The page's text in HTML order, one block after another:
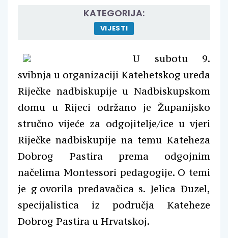
KATEGORIJA:
VIJESTI
U subotu 9.
svibnja u organizaciji Katehetskog ureda
Riječke nadbiskupije u Nadbiskupskom
domu u Rijeci održano je Županijsko
stručno vijeće za odgojitelje/ice u vjeri
Riječke nadbiskupije na temu Kateheza
Dobrog Pastira prema odgojnim
načelima Montessori pedagogije. O temi
je g ovorila predavačica s. Jelica Đuzel,
specijalistica iz područja Kateheze
Dobrog Pastira u Hrvatskoj.